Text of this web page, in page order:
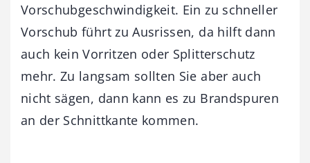
Vorschubgeschwindigkeit. Ein zu schneller
Vorschub führt zu Ausrissen, da hilft dann
auch kein Vorritzen oder Splitterschutz
mehr. Zu langsam sollten Sie aber auch
nicht sägen, dann kann es zu Brandspuren
an der Schnittkante kommen.